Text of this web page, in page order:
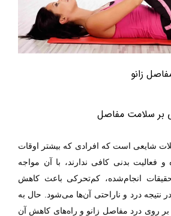
زانو
بر سلامت مفاصل
شایعی است که افرادی که بیشتر اوقات
فعالیت بدنی کافی ندارند، با آن مواجه
انجامشده، کم‌تحرکی باعث کاهش
نتیجه درد و ناراحتی آن‌ها می‌شود. حال به
بر روی درد مفاصل زانو و راه‌های کاهش آن